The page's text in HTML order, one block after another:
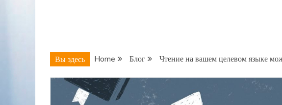
Вы здесь Home Блог Чтение на вашем целевом языке